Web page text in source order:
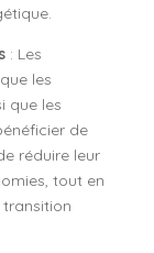
: Les
les
que les
de
réduire leur
tout en